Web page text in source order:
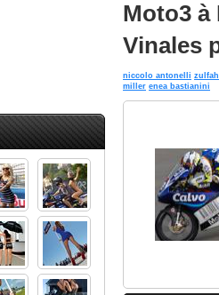
Moto3 à
Vinales
niccolo antonelli
miller enea bastianini